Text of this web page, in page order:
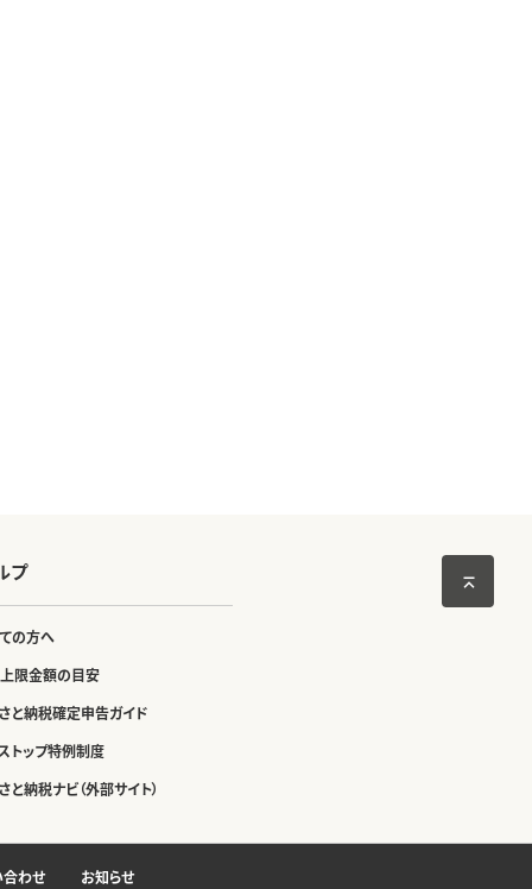
プ
の方へ
限金額の目安
と納税確定申告ガイド
トップ特例制度
と納税ナビ（外部サイト）
わせ お知らせ